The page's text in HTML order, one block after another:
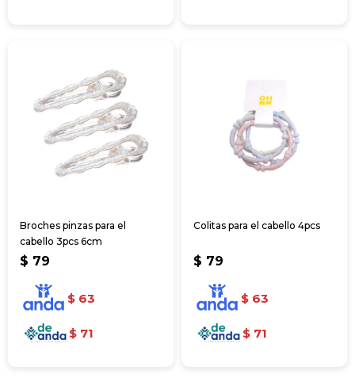
Broches pinzas para el
cabello 3pcs 6cm
$ 79
$ 63
$ 71
Colitas para el cabello 4pcs
$ 79
$ 63
$ 71